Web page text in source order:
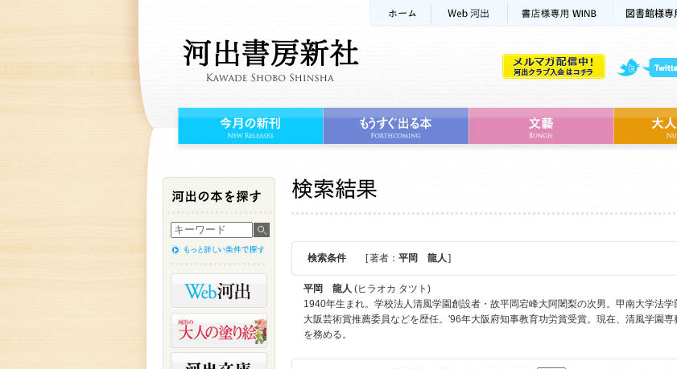
検索条件 [ 著者： 平岡 龍人 ]
平岡 龍人 (ヒラオカ タツト)
1940年生まれ。学校法人清風学園創設者・故平岡宕峰大阿闍梨の次男。甲南大学法
大阪芸術賞推薦委員などを歴任。'96年大阪府知事教育功労賞受賞。現在、清風学園
を務める。